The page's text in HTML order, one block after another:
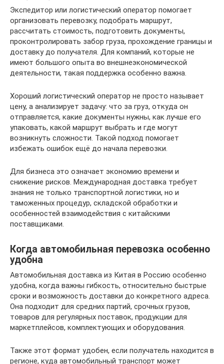
Экспедитор или логистический оператор помогает
организовать перевозку, подобрать маршрут,
рассчитать стоимость, подготовить документы,
проконтролировать забор груза, прохождение границы и
доставку до получателя. Для компаний, которые не
имеют большого опыта во внешнеэкономической
деятельности, такая поддержка особенно важна.
Хороший логистический оператор не просто называет
цену, а анализирует задачу: что за груз, откуда он
отправляется, какие документы нужны, как лучше его
упаковать, какой маршрут выбрать и где могут
возникнуть сложности. Такой подход помогает
избежать ошибок ещё до начала перевозки.
Для бизнеса это означает экономию времени и
снижение рисков. Международная доставка требует
знания не только транспортной логистики, но и
таможенных процедур, складской обработки и
особенностей взаимодействия с китайскими
поставщиками.
Когда автомобильная перевозка особенно
удобна
Автомобильная доставка из Китая в Россию особенно
удобна, когда важны гибкость, относительно быстрые
сроки и возможность доставки до конкретного адреса.
Она подходит для средних партий, срочных грузов,
товаров для регулярных поставок, продукции для
маркетплейсов, комплектующих и оборудования.
Также этот формат удобен, если получатель находится в
регионе, куда автомобильный транспорт может